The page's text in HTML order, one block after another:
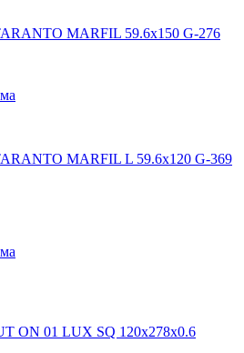
MARFIL 59.6х150 G-276
MARFIL L 59.6х120 G-369
ON 01 LUX SQ 120х278x0.6